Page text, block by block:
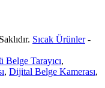
Sıcak Ürünler-
Belge Tarayıcı,
, Dijital Belge Kamerası,